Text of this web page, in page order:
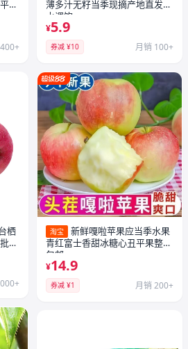
果
栖
发
薄多汁无籽当季现摘产地直发泡
水调饮
¥5.9
券减 ¥10 月销 100+
淘宝
新鲜嘎啦苹果应当季水果
青红富士香甜冰糖心丑平果整箱
包邮
¥14.9
券减 ¥1 月销 200+